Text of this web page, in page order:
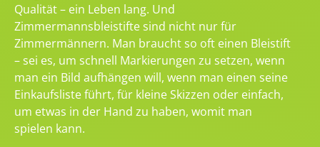
Qualität – ein Leben lang. Und
Zimmermannsbleistifte sind nicht nur für
Zimmermännern. Man braucht so oft einen Bleistift
– sei es, um schnell Markierungen zu setzen, wenn
man ein Bild aufhängen will, wenn man einen seine
Einkaufsliste führt, für kleine Skizzen oder einfach,
um etwas in der Hand zu haben, womit man
spielen kann.